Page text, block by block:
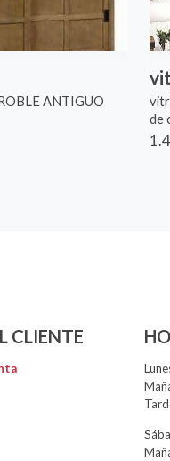
ANTIGUO
de
CLIENTE